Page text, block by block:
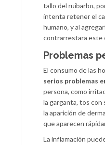
tallo del ruibarbo,
intenta retener el
humano, y al
contrarrestara este
Problemas
El consumo de las
serios problemas
persona, como
la garganta, tos con
la aparición de
que aparecen
La inflamación